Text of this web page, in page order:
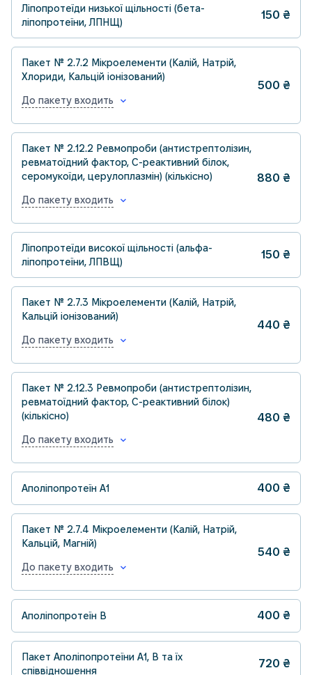
Ліпопротеїди низької щільності (бета-
ліпопротеїни, ЛПНЩ)
150 ₴
Пакет № 2.7.2 Мікроелементи (Калій, Натрій,
Хлориди, Кальцій іонізований)
До пакету входить
500 ₴
Пакет № 2.12.2 Ревмопроби (антистрептолізин,
ревматоїдний фактор, С-реактивний білок,
серомукоїди, церулоплазмін) (кількісно)
До пакету входить
880 ₴
Ліпопротеїди високої щільності (альфа-
ліпопротеїни, ЛПВЩ)
150 ₴
Пакет № 2.7.3 Мікроелементи (Калій, Натрій,
Кальцій іонізований)
До пакету входить
440 ₴
Пакет № 2.12.3 Ревмопроби (антистрептолізин,
ревматоїдний фактор, С-реактивний білок)
(кількісно)
До пакету входить
480 ₴
Аполіпопротеїн А1 400 ₴
Пакет № 2.7.4 Мікроелементи (Калій, Натрій,
Кальцій, Магній)
До пакету входить
540 ₴
Аполіпопротеїн B 400 ₴
Пакет Аполіпопротеїни А1, B та їх
співвідношення
720 ₴